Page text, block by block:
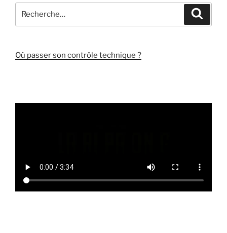
pour
Où passer son contrôle technique ?